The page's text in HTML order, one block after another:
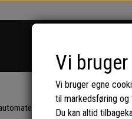
og espressomaskiner
Vi
Vi bruger egne
til markedsføring og
Du kan altid